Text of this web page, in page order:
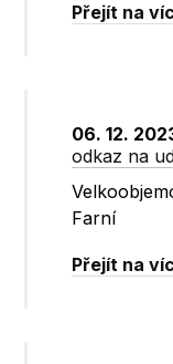
Přejít na
06. 12.
odkaz na
Farní
Přejít na